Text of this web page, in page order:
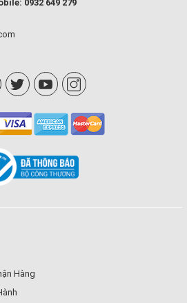
0932 649 279
Hàng